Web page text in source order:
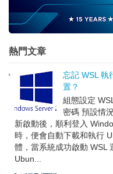
熱門文章
忘記 WSL 執
置？
組態設定
密碼 預設情
新啟動後，順利登入
時，便會自動下載和執行
體，當系統成功啟動 WSL
Ubun...